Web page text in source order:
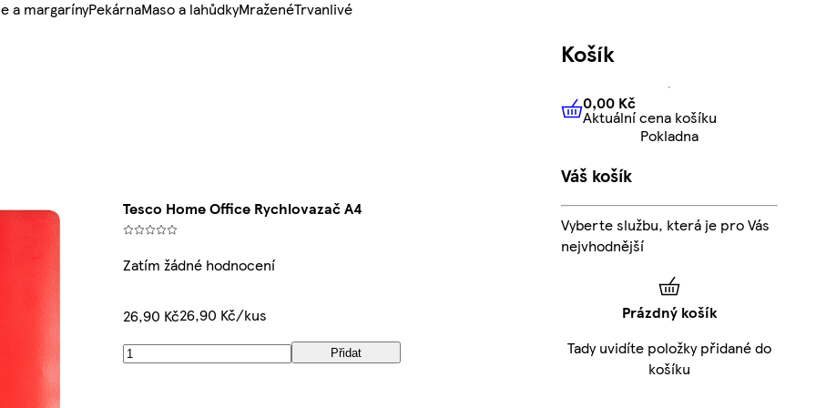
a margarínyPekárnaMaso a lahůdkyMraženéTrvanlivé
Tesco Home Office Rychlovazač A4
Zatím žádné hodnocení
26,90 Kč26,90 Kč/kus
Přidat
Košík
0,00 KčAktuální cena košíku
0,00 Kč
Aktuální cena košíku
Pokladna
Váš košík
Vyberte službu, která je pro Vás
nejvhodnější
Prázdný košík
Tady uvidíte položky přidané do
košíku